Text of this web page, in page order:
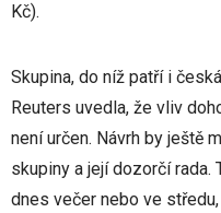
Kč).
Skupina, do níž patří i
Reuters uvedla, že vliv
není určen. Návrh by ještě
skupiny a její dozorčí
dnes večer nebo ve